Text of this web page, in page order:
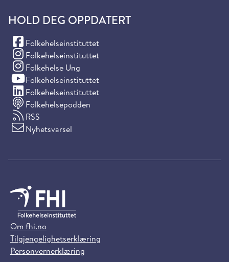
HOLD DEG OPPDATERT
Folkehelseinstituttet
(Facebook)
Folkehelseinstituttet
(Instagram)
Folkehelse Ung
(Instagram)
Folkehelseinstituttet
(YouTube)
Folkehelseinstituttet
(LinkedIn)
Folkehelsepodden
RSS
Nyhetsvarsel
Om fhi.no
Tilgjengelighetserklæring
Personvernerklæring